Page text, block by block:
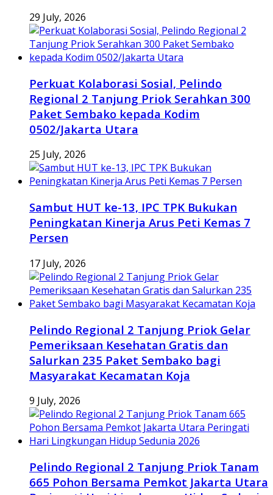
29 July, 2026
Perkuat Kolaborasi Sosial, Pelindo
Regional 2 Tanjung Priok Serahkan 300
Paket Sembako kepada Kodim
0502/Jakarta Utara
25 July, 2026
Sambut HUT ke-13, IPC TPK Bukukan
Peningkatan Kinerja Arus Peti Kemas 7
Persen
17 July, 2026
Pelindo Regional 2 Tanjung Priok Gelar
Pemeriksaan Kesehatan Gratis dan
Salurkan 235 Paket Sembako bagi
Masyarakat Kecamatan Koja
9 July, 2026
Pelindo Regional 2 Tanjung Priok Tanam
665 Pohon Bersama Pemkot Jakarta Utara